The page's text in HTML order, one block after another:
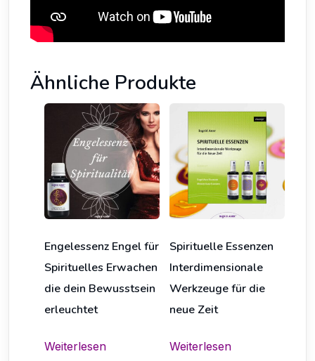
Ähnliche Produkte
Engelessenz Engel für
Spirituelles Erwachen
die dein Bewusstsein
erleuchtet
Weiterlesen
Spirituelle Essenzen
Interdimensionale
Werkzeuge für die
neue Zeit
Weiterlesen